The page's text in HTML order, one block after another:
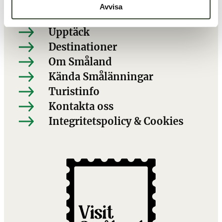
Avvisa
Att göra
Upptäck
Destinationer
Om Småland
Kända Smålänningar
Turistinfo
Kontakta oss
Integritetspolicy & Cookies